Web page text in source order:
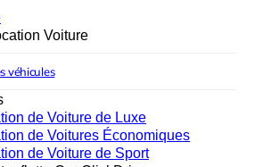
Voiture
véhicules
de Voiture de Luxe
de Voitures Économiques
de Voiture de Sport